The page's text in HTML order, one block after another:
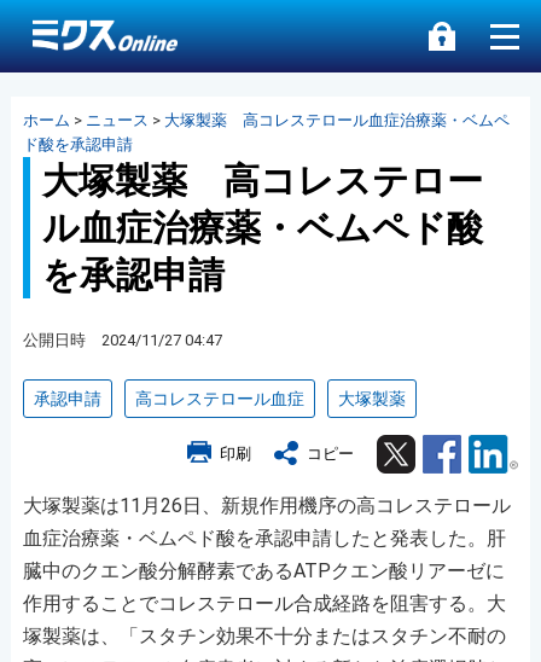
ホーム > ニュース > 大塚製薬 高コレステロール血症治療薬・ベムペ
ド酸を承認申請
大塚製薬 高コレステロー
ル血症治療薬・ベムペド酸
を承認申請
公開日時 2024/11/27 04:47
承認申請 高コレステロール血症 大塚製薬
印刷 コピー Twitter Facebook
大塚製薬は11月26日、新規作用機序の高コレステロール
血症治療薬・ベムペド酸を承認申請したと発表した。肝
臓中のクエン酸分解酵素であるATPクエン酸リアーゼに
作用することでコレステロール合成経路を阻害する。大
塚製薬は、「スタチン効果不十分またはスタチン不耐の